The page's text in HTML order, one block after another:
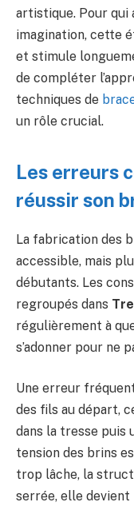
artistique. Pour qui
imagination, cette
et stimule
de compléter
techniques de
un rôle crucial.
Les erreurs
réussir son
La fabrication des
accessible, mais
débutants. Les
regroupés dans
régulièrement à
s’adonner pour ne
Une erreur
des fils au départ,
dans la tresse puis
tension des brins
trop lâche, la
serrée, elle